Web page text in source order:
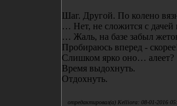
Шаг. Другой. По колено
… Нет, не сложится с дачей
… Жаль, на базе забыл
Пробираюсь вперед -
Слишком ярко оно… алеет?
Время выдохнуть.
Отдохнуть.
отредактировал(а) Kelliora: 08-01-2016